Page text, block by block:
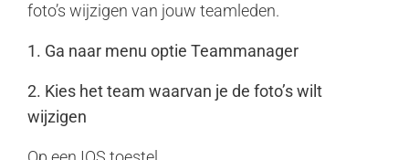
foto’s wijzigen van jouw teamleden.
1. Ga naar menu optie Teammanager
2. Kies het team waarvan je de foto’s wilt
wijzigen